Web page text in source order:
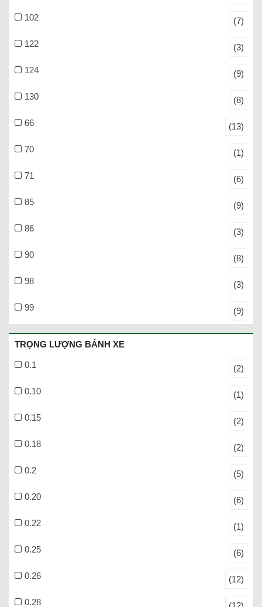
102 (7)
122 (3)
124 (9)
130 (8)
66 (13)
70 (1)
71 (6)
85 (9)
86 (3)
90 (8)
98 (3)
99 (9)
TRỌNG LƯỢNG BÁNH XE
0.1 (2)
0.10 (1)
0.15 (2)
0.18 (2)
0.2 (5)
0.20 (6)
0.22 (1)
0.25 (6)
0.26 (12)
0.28